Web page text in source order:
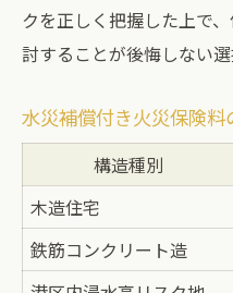
クを正しく把握した上で
討することが後悔しない選
水災補償付き火災保険料
構造種別
木造住宅
鉄筋コンクリート造